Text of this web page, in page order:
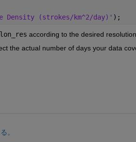
Density (strokes/km^2/day)' );
lon_res according to the desired
the actual number of days your data
。